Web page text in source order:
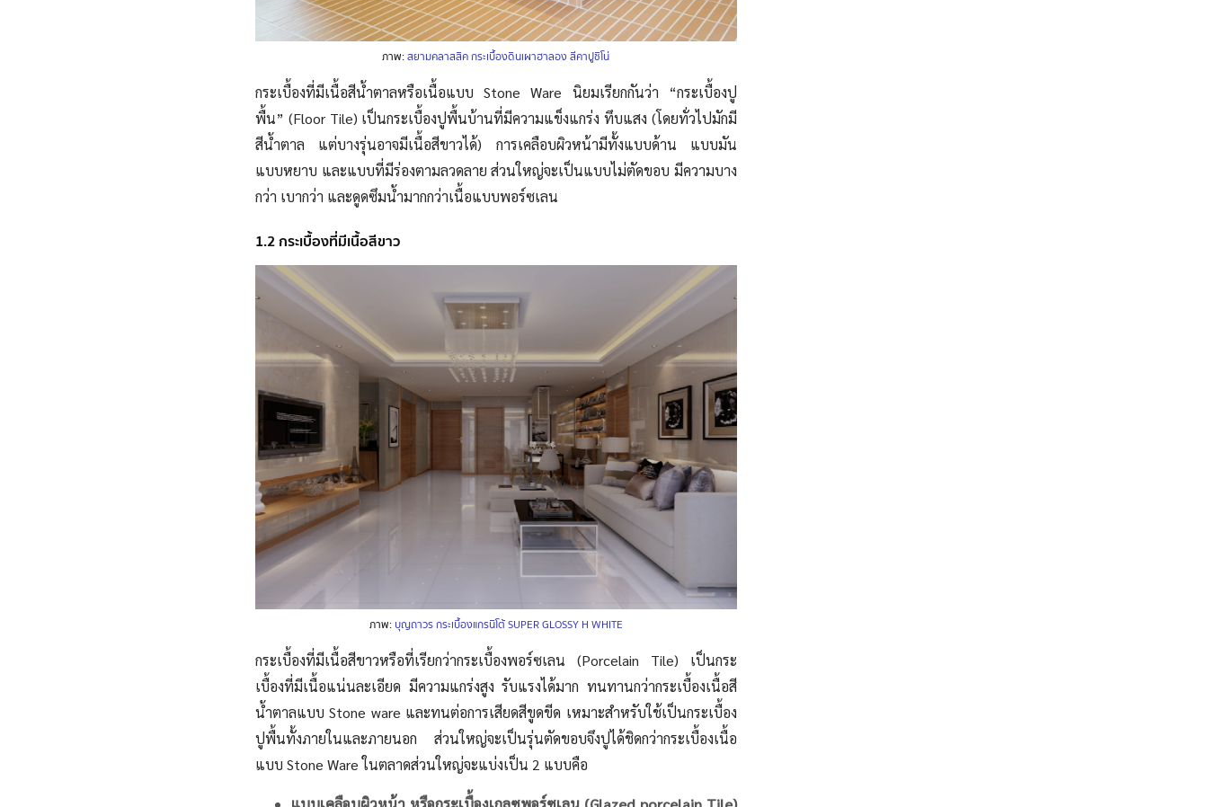
ภาพ:สยามคลาสสิค กระเบื้องดินเผาฮาลอง สีคาปูชิโน่
กระเบื้องที่มีเนื้อสีน้ำตาลหรือเนื้อแบบ Stone Ware นิยมเรียกกันว่า “กระเบื้องปู
พื้น” (Floor Tile) เป็นกระเบื้องปูพื้นบ้านที่มีความแข็งแกร่ง ทึบแสง (โดยทั่วไปมักมี
สีน้ำตาล แต่บางรุ่นอาจมีเนื้อสีขาวได้) การเคลือบผิวหน้ามีทั้งแบบด้าน แบบมัน
แบบหยาบ และแบบที่มีร่องตามลวดลาย ส่วนใหญ่จะเป็นแบบไม่ตัดขอบ มีความบาง
กว่า เบากว่า และดูดซึมน้ำมากกว่าเนื้อแบบพอร์ซเลน
1.2 กระเบื้องที่มีเนื้อสีขาว
ภาพ: บุญถาวร กระเบื้องแกรนิโต้ SUPER GLOSSY H WHITE
กระเบื้องที่มีเนื้อสีขาวหรือที่เรียกว่ากระเบื้องพอร์ซเลน (Porcelain Tile) เป็นกระ
เบื้องที่มีเนื้อแน่นละเอียด มีความแกร่งสูง รับแรงได้มาก ทนทานกว่ากระเบื้องเนื้อสี
น้ำตาลแบบ Stone ware และทนต่อการเสียดสีขูดขีด เหมาะสำหรับใช้เป็นกระเบื้อง
ปูพื้นทั้งภายในและภายนอก ส่วนใหญ่จะเป็นรุ่นตัดขอบจึงปูได้ชิดกว่ากระเบื้องเนื้อ
แบบ Stone Ware ในตลาดส่วนใหญ่จะแบ่งเป็น 2 แบบคือ